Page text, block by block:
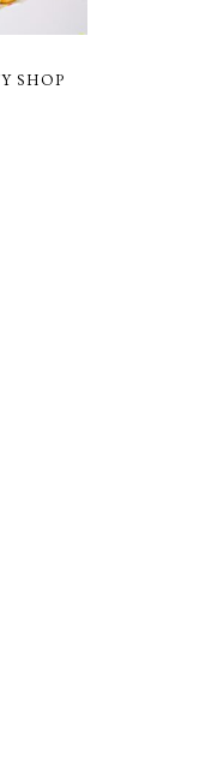
SHOP